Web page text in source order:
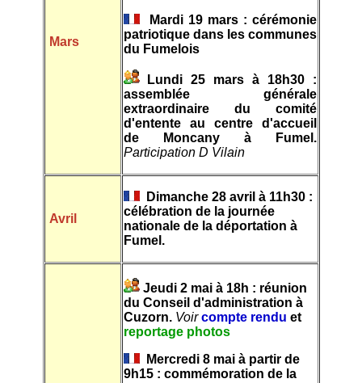
Mars
Mardi 19 mars : cérémonie
patriotique dans les communes
du Fumelois
Lundi 25 mars à 18h30 :
assemblée générale
extraordinaire du comité
d'entente au centre d'accueil
de Moncany à Fumel.
Participation D Vilain
Avril
Dimanche 28 avril à 11h30 :
célébration de la journée
nationale de la déportation à
Fumel.
Jeudi 2 mai à 18h : réunion
du Conseil d'administration à
Cuzorn. Voir compte rendu et
reportage photos
Mercredi 8 mai à partir de
9h15 : commémoration de la